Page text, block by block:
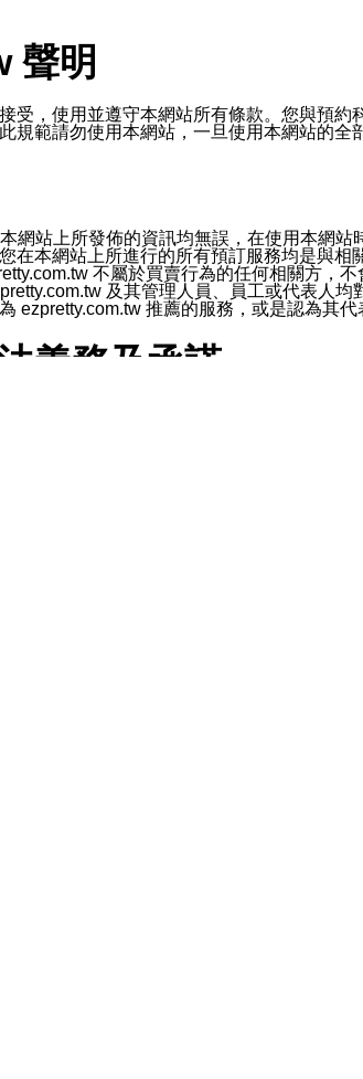
重要訊息給您。即使未加入本公司/本服務
對您有效且重要的訊息為限，以廣告或其
定中，同意接收通知型訊息。
官方帳號。
下：
不會接收到來自任何企業官方帳號或認證官
聲明
受，使用並遵守本網站所有條款。您與預
規範請勿使用本網站，一旦使用本網站的全
網站上所發佈的資訊均無誤，在使用本網
在本網站上所進行的所有預訂服務均是與
不屬於買賣行為的任何相關方，
及其管理人員、員工或代表人
ezpretty.com.tw 推薦的服務，或是認為其
義務及承諾